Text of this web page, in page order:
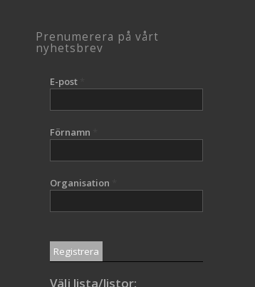
Prenumerera på vårt
nyhetsbrev
E-post
Förnamn
Organisation
Välj lista/listor: